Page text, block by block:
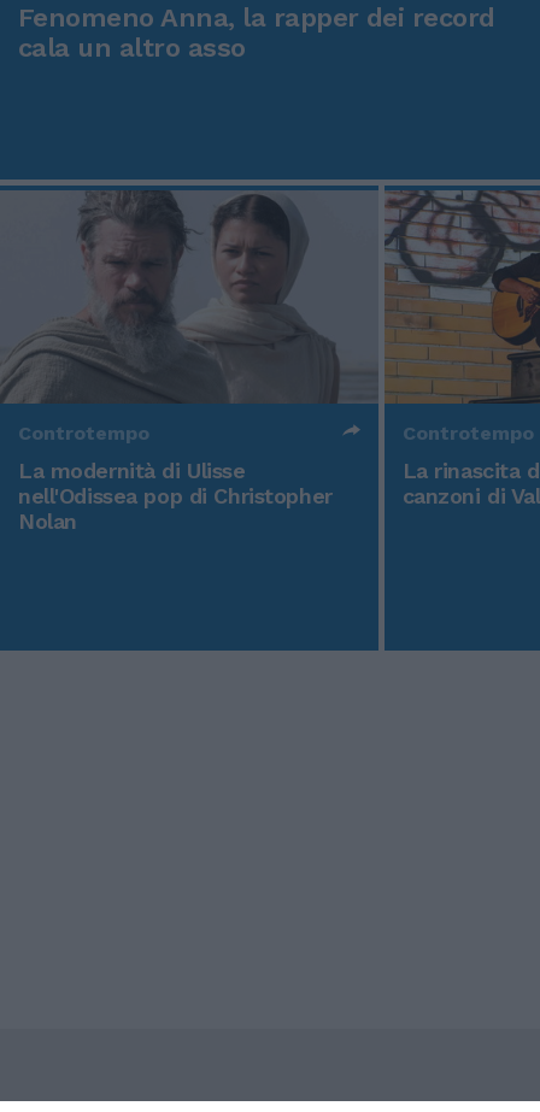
Fenomeno Anna, la rapper dei record
cala un altro asso
Controtempo
La modernità di Ulisse
nell'Odissea pop di Christopher
Nolan
Controtempo
La rinascita
canzoni di